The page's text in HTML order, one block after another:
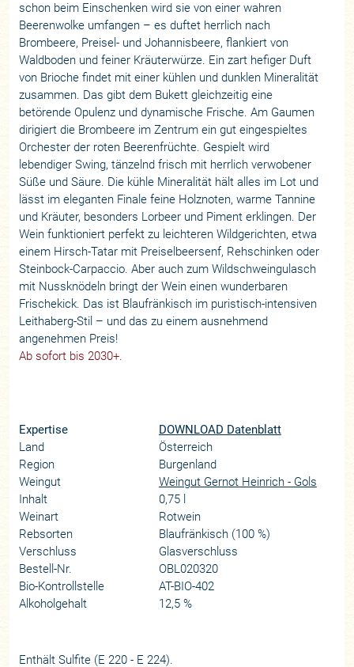
schon beim Einschenken wird sie von einer wahren
Beerenwolke umfangen – es duftet herrlich nach
Brombeere, Preisel- und Johannisbeere, flankiert von
Waldboden und feiner Kräuterwürze. Ein zart hefiger Duft
von Brioche findet mit einer kühlen und dunklen Mineralität
zusammen. Das gibt dem Bukett gleichzeitig eine
betörende Opulenz und dynamische Frische. Am Gaumen
dirigiert die Brombeere im Zentrum ein gut eingespieltes
Orchester der roten Beerenfrüchte. Gespielt wird
lebendiger Swing, tänzelnd frisch mit herrlich verwobener
Süße und Säure. Die kühle Mineralität hält alles im Lot und
lässt im eleganten Finale feine Holznoten, warme Tannine
und Kräuter, besonders Lorbeer und Piment erklingen. Der
Wein funktioniert perfekt zu leichteren Wildgerichten, etwa
einem Hirsch-Tatar mit Preiselbeersenf, Rehschinken oder
Steinbock-Carpaccio. Aber auch zum Wildschweingulasch
mit Nussknödeln bringt der Wein einen wunderbaren
Frischekick. Das ist Blaufränkisch im puristisch-intensiven
Leithaberg-Stil – und das zu einem ausnehmend
angenehmen Preis!
Ab sofort bis 2030+.
Expertise
DOWNLOAD Datenblatt
Land
Österreich
Region
Burgenland
Weingut
Weingut Gernot Heinrich - Gols
Inhalt
0,75 l
Weinart
Rotwein
Rebsorten
Blaufränkisch (100 %)
Verschluss
Glasverschluss
Bestell-Nr.
OBL020320
Bio-Kontrollstelle
AT-BIO-402
Alkoholgehalt
12,5 %
Enthält Sulfite (E 220 - E 224).